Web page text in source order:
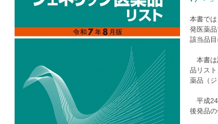
本書で
発医薬
該当品
本書は
品リス
薬品（
平成24
後発品